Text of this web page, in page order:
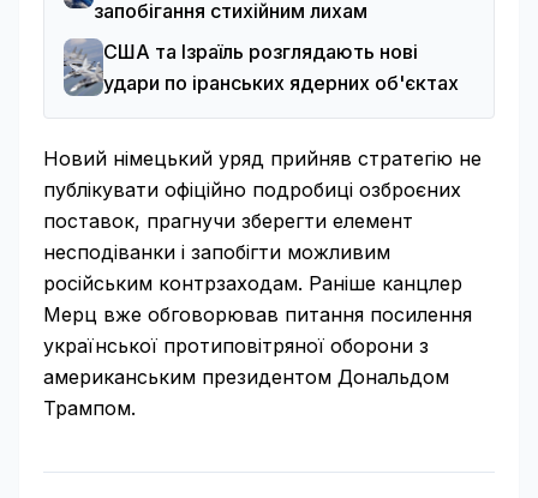
запобігання стихійним лихам
США та Ізраїль розглядають нові
удари по іранських ядерних об'єктах
Новий німецький уряд прийняв стратегію не
публікувати офіційно подробиці озброєних
поставок, прагнучи зберегти елемент
несподіванки і запобігти можливим
російським контрзаходам. Раніше канцлер
Мерц вже обговорював питання посилення
української протиповітряної оборони з
американським президентом Дональдом
Трампом.